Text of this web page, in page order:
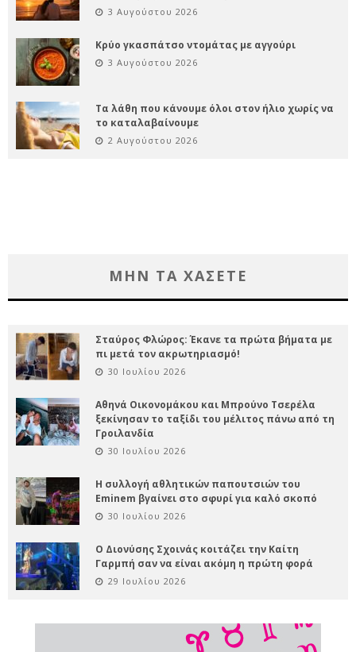
3 Αυγούστου 2026
Κρύο γκασπάτσο ντομάτας με αγγούρι
3 Αυγούστου 2026
Τα λάθη που κάνουμε όλοι στον ήλιο χωρίς να
το καταλαβαίνουμε
2 Αυγούστου 2026
ΜΗΝ ΤΑ ΧΑΣΕΤΕ
Σταύρος Φλώρος: Έκανε τα πρώτα βήματα με
πι μετά τον ακρωτηριασμό!
30 Ιουλίου 2026
Αθηνά Οικονομάκου και Μπρούνο Τσερέλα
ξεκίνησαν το ταξίδι του μέλιτος πάνω από τη
Γροιλανδία
30 Ιουλίου 2026
Η συλλογή αθλητικών παπουτσιών του
Eminem βγαίνει στο σφυρί για καλό σκοπό
30 Ιουλίου 2026
Ο Διονύσης Σχοινάς κοιτάζει την Καίτη
Γαρμπή σαν να είναι ακόμη η πρώτη φορά
29 Ιουλίου 2026